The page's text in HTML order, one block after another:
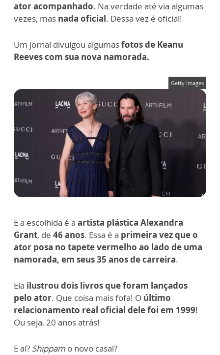
ator acompanhado. Na verdade até via algumas
vezes, mas nada oficial. Dessa vez é oficial!
Um jornal divulgou algumasfotos de Keanu
Reeves com sua nova namorada.
Getty Images
E a escolhida é a artista plástica Alexandra
Grant, de 46 anos. Essa é a primeira vez que o
ator posa no tapete vermelho ao lado de uma
namorada, em seus 35 anos de carreira.
Ela ilustrou dois livros que foram lançados
pelo ator. Que coisa mais fofa! O último
relacionamento real oficial dele foi em 1999!
Ou seja, 20 anos atrás!
E aí? Shippam o novo casal?